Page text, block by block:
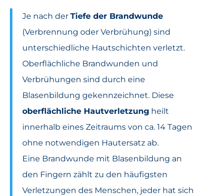
Je nach der Tiefe der Brandwunde
(Verbrennung oder Verbrühung) sind
unterschiedliche Hautschichten verletzt.
Oberflächliche Brandwunden und
Verbrühungen sind durch eine
Blasenbildung gekennzeichnet. Diese
oberflächliche Hautverletzung heilt
innerhalb eines Zeitraums von ca. 14 Tagen
ohne notwendigen Hautersatz ab.
Eine Brandwunde mit Blasenbildung an
den Fingern zählt zu den häufigsten
Verletzungen des Menschen, jeder hat sich